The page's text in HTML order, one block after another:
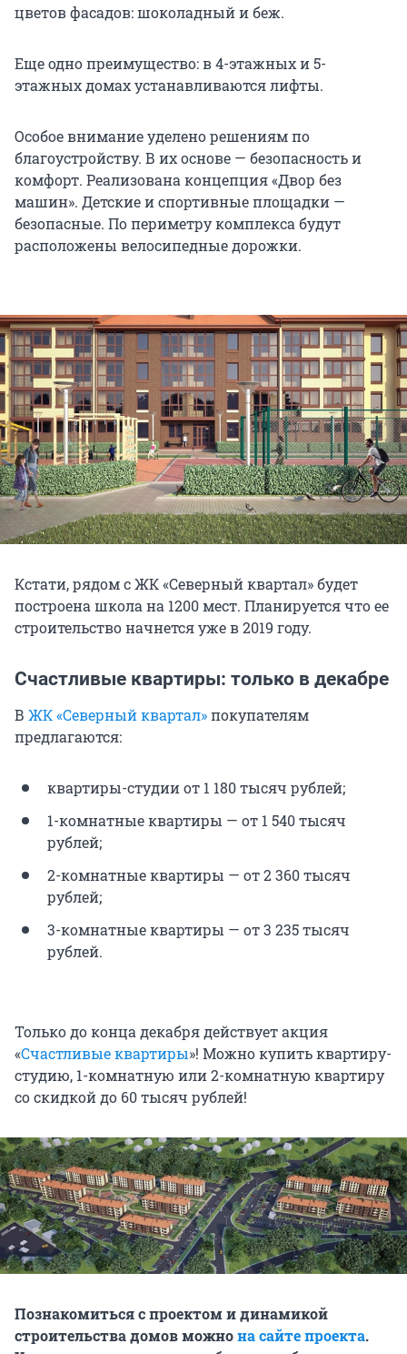
цветов фасадов: шоколадный и беж.
Еще одно преимущество: в 4-этажных и 5-
этажных домах устанавливаются лифты.
Особое внимание уделено решениям по
благоустройству. В их основе — безопасность и
комфорт. Реализована концепция «Двор без
машин». Детские и спортивные площадки —
безопасные. По периметру комплекса будут
расположены велосипедные дорожки.
Кстати, рядом с ЖК «Северный квартал» будет
построена школа на 1200 мест. Планируется что ее
строительство начнется уже в 2019 году.
Счастливые квартиры: только в декабре
В ЖК «Северный квартал»покупателям
предлагаются:
квартиры-студии от 1 180 тысяч рублей;
1-комнатные квартиры — от 1 540 тысяч
рублей;
2-комнатные квартиры — от 2 360 тысяч
рублей;
3-комнатные квартиры — от 3 235 тысяч
рублей.
Только до конца декабря действует акция
«Счастливые квартиры»! Можно купить квартиру-
студию, 1-комнатную или 2-комнатную квартиру
со скидкой до 60 тысяч рублей!
Познакомиться с проектом и динамикой
строительства домов можнона сайте проекта.